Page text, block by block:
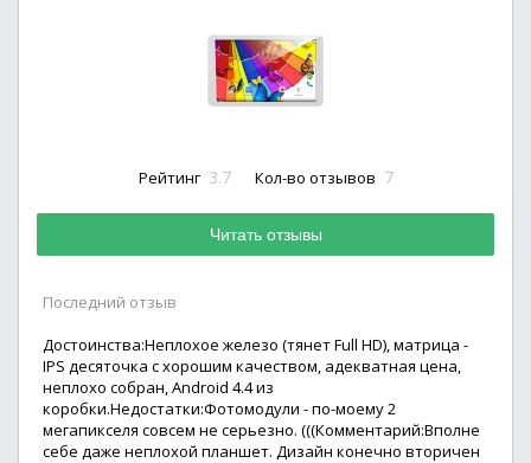
Рейтинг 3.7 Кол-во отзывов 7
Читать отзывы
Последний отзыв
Достоинства:Неплохое железо (тянет Full HD), матрица -
IPS десяточка с хорошим качеством, адекватная цена,
неплохо собран, Android 4.4 из
коробки.Недостатки:Фотомодули - по-моему 2
мегапикселя совсем не серьезно. (((Комментарий:Вполне
себе даже неплохой планшет. Дизайн конечно вторичен